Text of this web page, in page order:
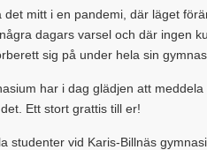
det mitt i en pandemi, där läget
dagars varsel och där ingen
sig på under hela sin
har i dag glädjen att
Ett stort grattis till er!
studenter vid Karis-Billnäs